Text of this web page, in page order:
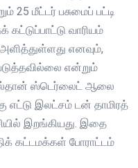
25 மீட்டர் பசுமைப் பட்டி
வாரியம்
எனவும்,
என்றும்
ஸ்டெர்லைட் ஆலை
இலட்சம் டன் தாமிரத்
இறங்கியது. இதை
கட்டமக்கள் போராட்டம்